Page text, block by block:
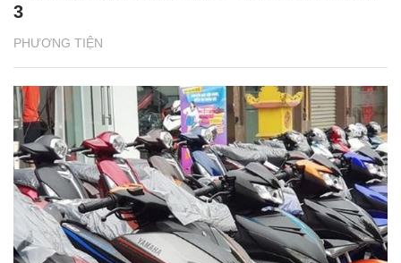
PHƯƠNG TIỆN
3